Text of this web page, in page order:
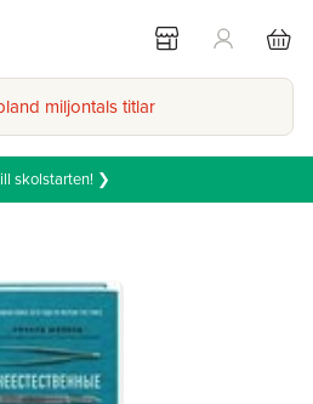
miljontals titlar
skolstarten! ❯